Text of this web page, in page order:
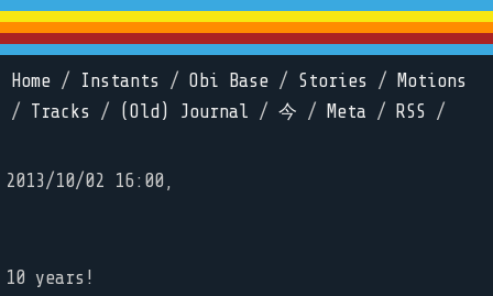
Home / Instants / Obi Base / Stories /
Motions
/ Tracks / (Old) Journal / 今 / Meta / RSS /
2013/10/02 16:00,
10 years!